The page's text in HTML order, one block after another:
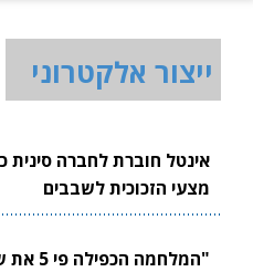
ייצור אלקטרוני
אינטל חוברת לחברה
מצעי הזכוכית לשבבים
"המלחמה הכפילה פי 5 את שוק הייצור המיידי"